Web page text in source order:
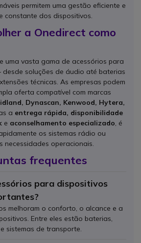
permitem uma gestão eficiente e
constante dos dispositivos.
a Onedirect como
uma vasta gama de acessórios para
desde soluções de áudio até baterias
técnicas. As empresas podem
oferta compatível com marcas
Dynascan, Kenwood, Hytera,
a entrega rápida, disponibilidade
e aconselhamento especializado, é
os sistemas rádio ou
necessidades operacionais.
frequentes
para dispositivos
melhoram o conforto, o alcance e a
Entre eles estão baterias,
sistemas de transporte.